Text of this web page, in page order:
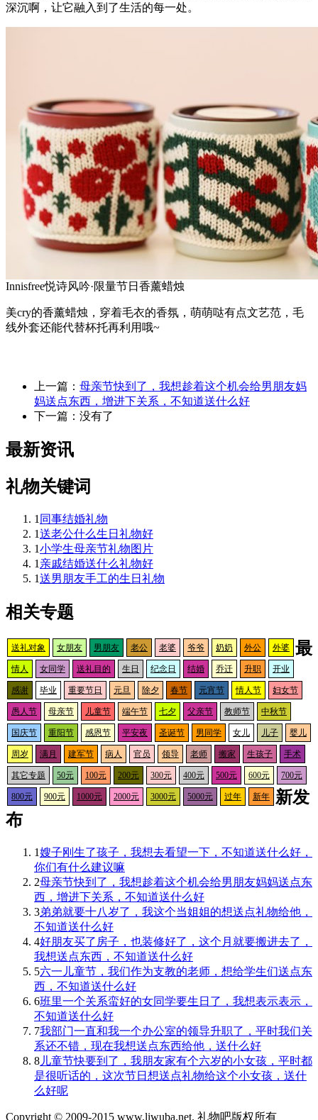
深沉啊，让它融入到了生活的每一处。
Innisfree悦诗风吟·限量节日香薰蜡烛
美cry的香薰蜡烛，穿着毛衣的香氛，萌萌哒有点文艺范，毛
线外套还能代替杯托再利用哦~
上一篇： 母亲节快到了，我想趁着这个机会给男朋友妈
妈送点东西，增进下关系，不知道送什么好
下一篇：没有了
最新资讯
礼物关键词
1 同事结婚礼物
1送老公什么生日礼物好
1小学生母亲节礼物图片
1 亲戚结婚送什么礼物好
1送男朋友手工的生日礼物
相关专题
送礼对象 女朋友 男朋友 老公 老婆 爷爷 奶奶 外公 外婆
情人 女同学 送礼目的 生日 纪念日 结婚 乔迁 升职 开业
感谢 毕业 重要节日 元旦 除夕 春节 元宵节 情人节 妇女节
愚人节 母亲节 儿童节 端午节 七夕 父亲节 教师节 中秋节
国庆节 重阳节 感恩节 平安夜 圣诞节 男同学 女儿 儿子 婴儿
周岁 满月 建军节 病人 官员 领导 老师 搬家 生孩子 手术
其它专题 50元 100元 200元 300元 400元 500元 600元 700元
800元 900元 1000元 2000元 3000元 5000元 过年 新年
最
新发
布
1嫂子刚生了孩子，我想去看望一下，不知道送什么好，
你们有什么建议嘛
2母亲节快到了，我想趁着这个机会给男朋友妈妈送点东
西，增进下关系，不知道送什么好
3弟弟就要十八岁了，我这个当姐姐的想送点礼物给他，
不知道送什么好
4好朋友买了房子，也装修好了，这个月就要搬进去了，
我想送点东西，不知道送什么好
5六一儿童节，我们作为支教的老师，想给学生们送点东
西，不知道送什么好
6班里一个关系蛮好的女同学要生日了，我想表示表示，
不知道送什么好
7我部门一直和我一个办公室的领导升职了，平时我们关
系还不错，现在我想送点东西给他，送什么好
8 儿童节快要到了，我朋友家有个六岁的小女孩，平时都
是很听话的，这次节日想送点礼物给这个小女孩，送什
么好呢
Copyright © 2009-2015 www.liwuba.net. 礼物吧版权所有